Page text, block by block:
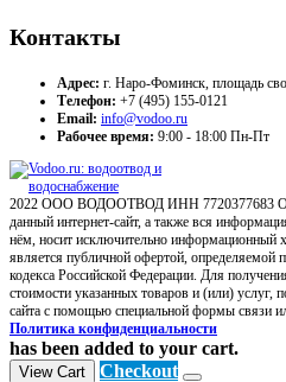
Контакты
Адрес: г. Наро-Фоминск, площадь
Телефон: +7 (495) 155-0121
Email: info@vodoo.ru
Рабочее время: 9:00 - 18:00 Пн-Пт
2022 ООО ВОДООТВОД ИНН 7720377683
данный интернет-сайт, а также вся
нём, носит исключительно информационный
является публичной офертой, определяемой
кодекса Российской Федерации. Для
стоимости указанных товаров и (или) услуг,
сайта с помощью специальной формы связи
Политика конфиденциальности
has been added to your cart.
View Cart Checkout